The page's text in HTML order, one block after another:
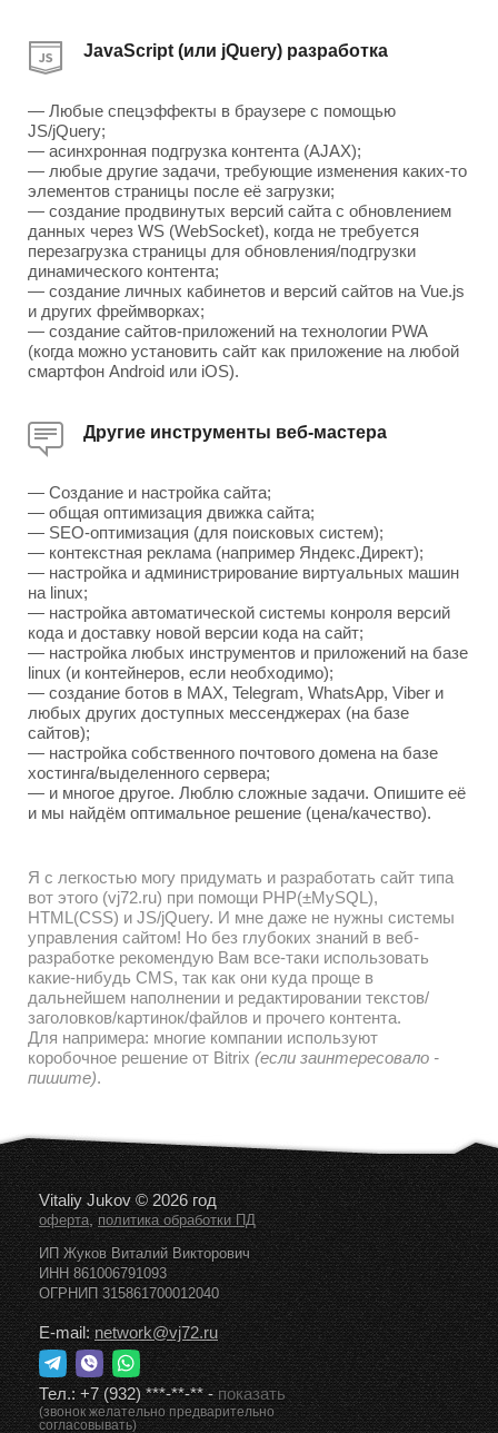
JavaScript (или jQuery) разработка
— Любые спецэффекты в браузере с помощью
JS/jQuery;
— асинхронная подгрузка контента (AJAX);
— любые другие задачи, требующие изменения каких-то
элементов страницы после её загрузки;
— создание продвинутых версий сайта с обновлением
данных через WS (WebSocket), когда не требуется
перезагрузка страницы для обновления/подгрузки
динамического контента;
— создание личных кабинетов и версий сайтов на Vue.js
и других фреймворках;
— создание сайтов-приложений на технологии PWA
(когда можно установить сайт как приложение на любой
смартфон Android или iOS).
Другие инструменты веб-мастера
— Создание и настройка сайта;
— общая оптимизация движка сайта;
— SEO-оптимизация (для поисковых систем);
— контекстная реклама (например Яндекс.Директ);
— настройка и администрирование виртуальных машин
на linux;
— настройка автоматической системы конроля версий
кода и доставку новой версии кода на сайт;
— настройка любых инструментов и приложений на базе
linux (и контейнеров, если необходимо);
— создание ботов в MAX, Telegram, WhatsApp, Viber и
любых других доступных мессенджерах (на базе
сайтов);
— настройка собственного почтового домена на базе
хостинга/выделенного сервера;
— и многое другое. Люблю сложные задачи. Опишите её
и мы найдём оптимальное решение (цена/качество).
Я с легкостью могу придумать и разработать сайт типа
вот этого (vj72.ru) при помощи PHP(±MySQL),
HTML(CSS) и JS/jQuery. И мне даже не нужны системы
управления сайтом! Но без глубоких знаний в веб-
разработке рекомендую Вам все-таки использовать
какие-нибудь CMS, так как они куда проще в
дальнейшем наполнении и редактировании текстов/
заголовков/картинок/файлов и прочего контента.
Для напримера: многие компании используют
коробочное решение от Bitrix (если заинтересовало -
пишите).
Vitaliy Jukov © 2026 год
оферта,политика обработки ПД
ИП Жуков Виталий Викторович
ИНН 861006791093
ОГРНИП 315861700012040
E-mail:network@vj72.ru
Тел.:+7 (932) ***-**-**-показать
(звонок желательно предварительно
согласовывать)